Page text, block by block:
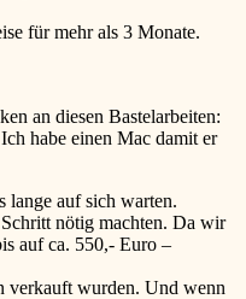
für mehr als 3 Monate.
an diesen Bastelarbeiten:
habe einen Mac damit er
lange auf sich warten.
nötig machten. Da wir
auf ca. 550,- Euro –
verkauft wurden. Und wenn